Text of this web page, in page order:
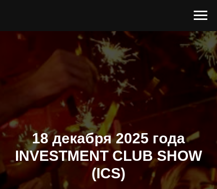
18 декабря 2025 года
INVESTMENTCLUB SHOW
(ICS)